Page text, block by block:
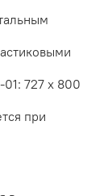
727 х 800
при